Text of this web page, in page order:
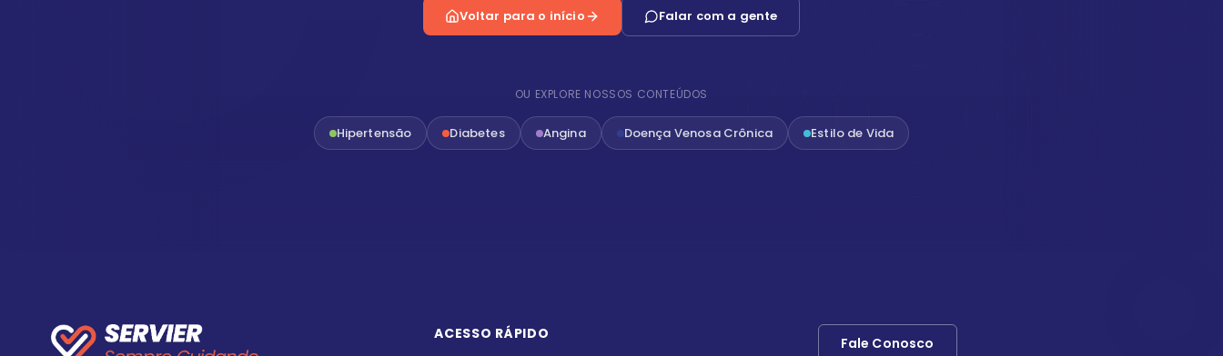
Voltar para o início Falar com a gente
OU EXPLORE NOSSOS CONTEÚDOS
Hipertensão Diabetes Angina Doença Venosa Crônica Estilo de Vida
ACESSO RÁPIDO
Fale Conosco